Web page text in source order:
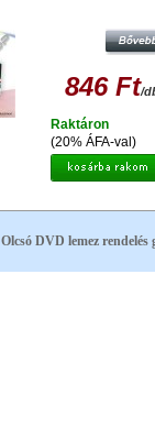
TINTAPATRON
846 Ft/
(20% ÁFA-val)
Raktáron
Olcsó DVD lemez